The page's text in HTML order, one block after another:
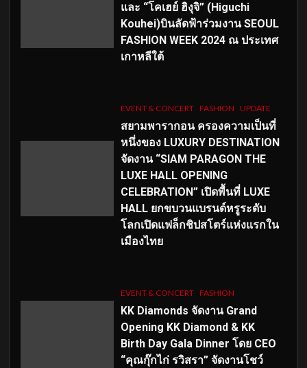
และ “โคเฮย์ ฮิงุจิ” (Higuchi
Kouhei)บินลัดฟ้าร่วมงาน SEOUL
FASHION WEEK 2024 ณ ประเทศ
เกาหลีใต้
EVENT & CONCERT FASHION UPDATE
สยามพารากอน ครองความเป็นที่
หนึ่งของ LUXURY DESTINATION
จัดงาน “SIAM PARAGON THE
LUXE HALL OPENING
CELEBRATION” เปิดพื้นที่ LUXE
HALL ยกขบวนแบรนด์หรูระดับ
โลกเปิดแฟล็กชิปสโตร์แห่งแรกใน
เมืองไทย
EVENT & CONCERT FASHION
KK Diamonds จัดงาน Grand
Opening KK Diamond & KK
Birth Day Gala Dinner โดย CEO
“คุณกุ๊กไก่ รวิสรา” จัดงานโชว์